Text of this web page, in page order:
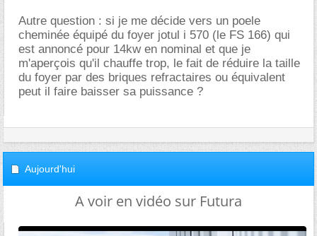
Autre question : si je me décide vers un poele
cheminée équipé du foyer jotul i 570 (le FS 166) qui
est annoncé pour 14kw en nominal et que je
m'aperçois qu'il chauffe trop, le fait de réduire la taille
du foyer par des briques refractaires ou équivalent
peut il faire baisser sa puissance ?
Aujourd'hui
A voir en vidéo sur Futura